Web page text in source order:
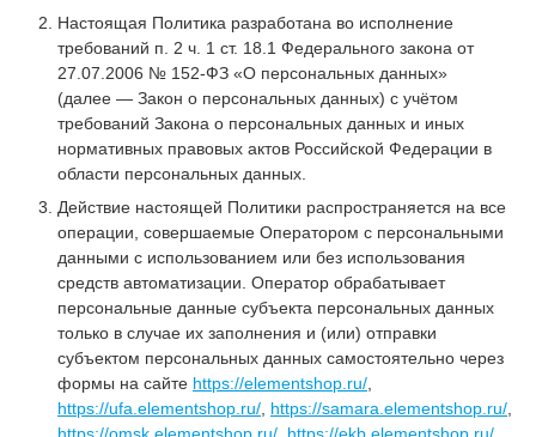
Настоящая Политика разработана во исполнение
требований п. 2 ч. 1 ст. 18.1 Федерального закона от
27.07.2006 № 152-ФЗ «О персональных данных»
(далее — Закон о персональных данных) с учётом
требований Закона о персональных данных и иных
нормативных правовых актов Российской Федерации в
области персональных данных.
Действие настоящей Политики распространяется на все
операции, совершаемые Оператором с персональными
данными с использованием или без использования
средств автоматизации. Оператор обрабатывает
персональные данные субъекта персональных данных
только в случае их заполнения и (или) отправки
субъектом персональных данных самостоятельно через
формы на сайте https://elementshop.ru/
https://ufa.elementshop.ru/ https://samara.elementshop.ru/
https://omsk.elementshop.ru/ https://ekb.elementshop.ru/